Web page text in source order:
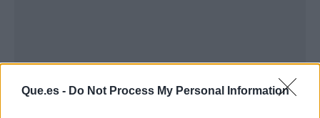
Que.es - Do Not Process My Personal Information